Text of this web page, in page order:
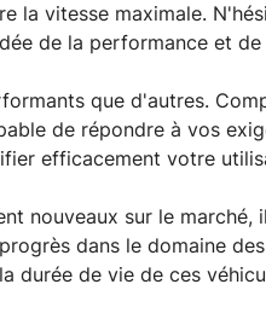
la vitesse maximale.
de la performance et
que d'autres.
de répondre à vos
efficacement votre
nouveaux sur le marché,
dans le domaine
durée de vie de ces